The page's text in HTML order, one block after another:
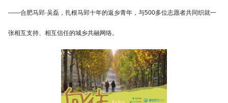
——合肥马郢·吴磊，扎根马郢十年的返乡青年，与500多位志愿者共同织就一
张相互支持、相互信任的城乡共融网络。